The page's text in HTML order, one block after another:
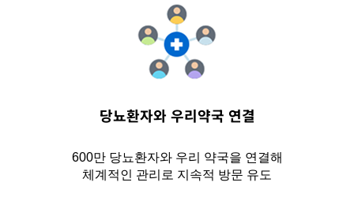
당뇨환자와 우리약국 연결
600만 당뇨환자와 우리 약국을 연결해
체계적인 관리로 지속적 방문 유도